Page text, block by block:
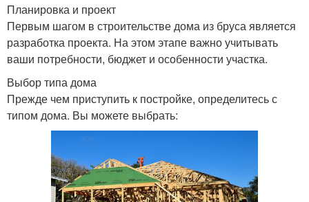
Планировка и проект
Первым шагом в строительстве дома из бруса является
разработка проекта. На этом этапе важно учитывать
ваши потребности, бюджет и особенности участка.
Выбор типа дома
Прежде чем приступить к постройке, определитесь с
типом дома. Вы можете выбрать: